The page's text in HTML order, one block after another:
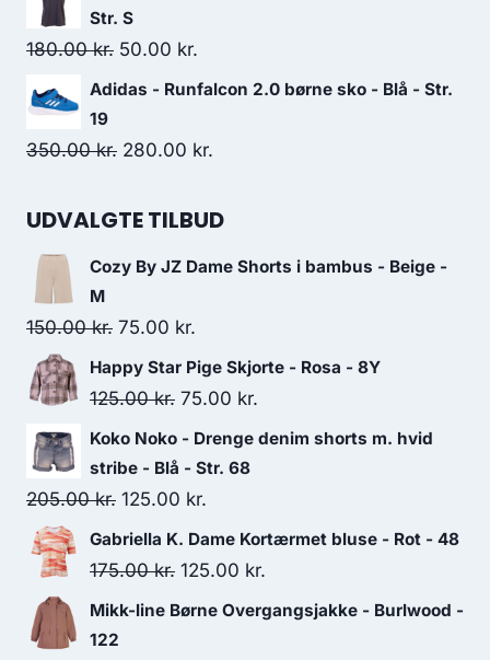
109.00 kr..
Str. S
180.00kr. Original
price
180.00 kr..
50.00 kr.
price
50.00 kr..
Adidas - Runfalcon 2.0 børne sko - Blå - Str.
19
350.00kr. Original
was:
280.00 kr.
is:
UDVALGTE TILBUD
Cozy By JZ Dame Shorts i bambus - Beige -
M
150.00kr. Original
price
was:
75.00 kr.
price
is:
Happy Star Pige Skjorte - Rosa - 8Y
125.00kr. Original
price
was:
125.00 kr..
75.00 kr.
price
Koko Noko - Drenge denim shorts m. hvid
stribe - Blå - Str. 68
205.00kr. Original
price
was:
125.00 kr.
price
is:
Gabriella K. Dame Kortærmet bluse - Rot - 48
175.00kr. Original
price
125.00 kr.
price
Mikk-line Børne Overgangsjakke - Burlwood -
122